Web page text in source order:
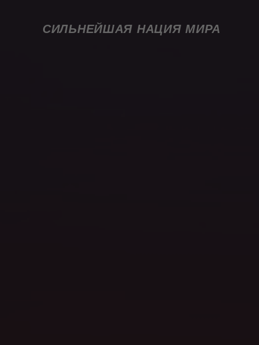
СИЛЬНЕЙШАЯ НАЦИЯ МИРА